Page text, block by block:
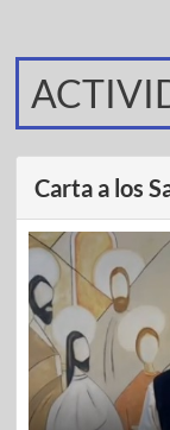
Carta a los